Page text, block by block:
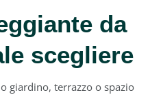
da
scegliere
giardino, terrazzo o spazio